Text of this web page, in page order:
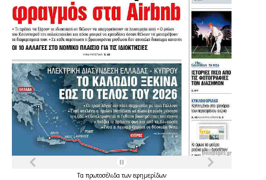
Τα πρωτοσέλιδατων εφημερίδων